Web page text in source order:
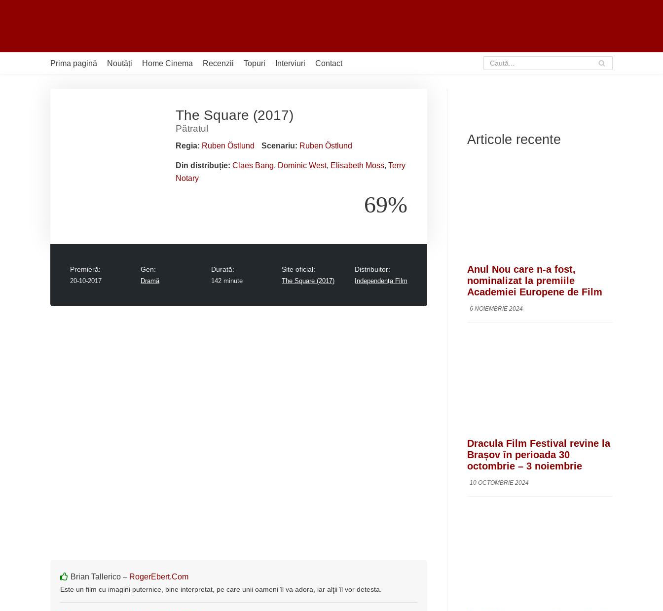
conținut
Prima pagină
Noutăți Home Cinema Recenzii Topuri Interviuri Contact
The Square (2017)
Pătratul
Regia: Ruben Östlund Scenariu: Ruben Östlund
Din distribuție: Claes Bang, Dominic West, Elisabeth Moss, Terry
Notary
69%
Premieră:
20-10-2017
Gen:
Dramă
Durată:
142 minute
Site oficial:
The Square (2017)
Distribuitor:
Independența Film
Brian Tallerico – RogerEbert.Com
Este un film cu imagini puternice, bine interpretat, pe care unii oameni îl va adora, iar alţii îl vor detesta.
Articole recente
Anul Nou care n-a fost,
nominalizat la premiile
Academiei Europene de Film
6 NOIEMBRIE 2024
Dracula Film Festival revine la
Brașov în perioada 30
octombrie – 3 noiembrie
10 OCTOMBRIE 2024